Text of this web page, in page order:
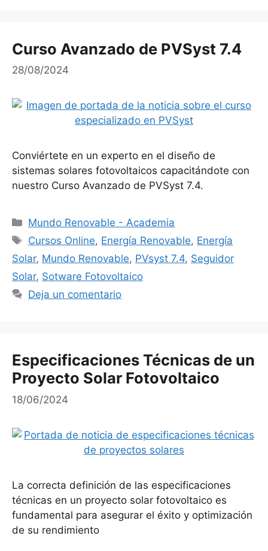
Curso Avanzado de PVSyst 7.4
28/08/2024
Conviértete en un experto en el diseño de
sistemas solares fotovoltaicos capacitándote con
nuestro Curso Avanzado de PVSyst 7.4.
Categorías
Mundo Renovable - Academia
Etiquetas
Cursos Online, Energía Renovable, Energía
Solar, Mundo Renovable, PVsyst 7.4, Seguidor
Solar, Sotware Fotovoltaico
Deja un comentario
Especificaciones Técnicas de un
Proyecto Solar Fotovoltaico
18/06/2024
La correcta definición de las especificaciones
técnicas en un proyecto solar fotovoltaico es
fundamental para asegurar el éxito y optimización
de su rendimiento